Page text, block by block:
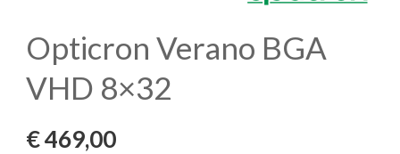
Opticron Verano BGA
VHD 8×32
€ 469,00